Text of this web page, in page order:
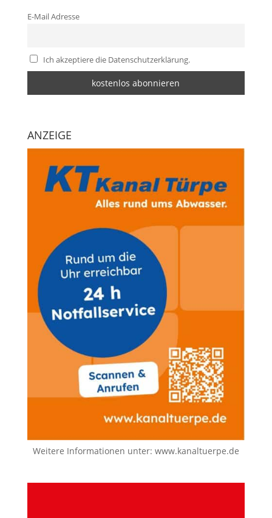
E-Mail Adresse
Ich akzeptiere die Datenschutzerklärung.
ANZEIGE
Weitere Informationen unter: www.kanaltuerpe.de